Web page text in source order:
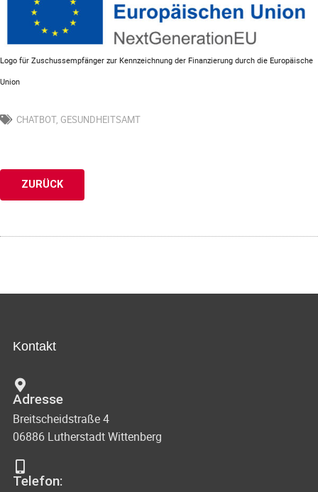
Logo für Zuschussempfänger zur Kennzeichnung der Finanzierung durch die Europäische
Union
CHATBOT, GESUNDHEITSAMT
ZURÜCK
Kontakt
Adresse
Breitscheidstraße 4
06886 Lutherstadt Wittenberg
Telefon: